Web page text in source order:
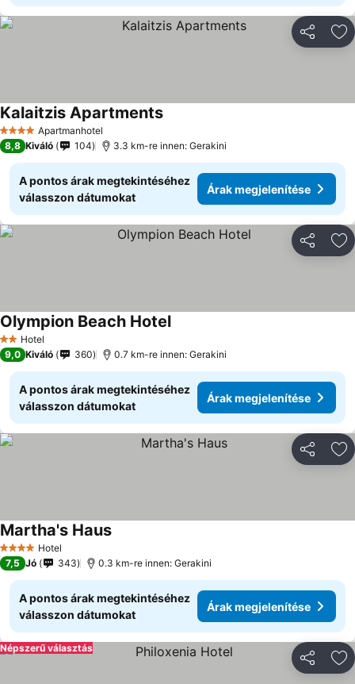
4 KategóriaApartmanhotel
Kalaitzis ApartmentsÁrak megjelenítése
8,8 Kiváló 104 3.3 km-re innen: Gerakini
A pontos árak megtekintéséhez
válasszon dátumokat
Árak megjelenítése
2 Kategória
Hotel
Olympion Beach HotelÁrak megjelenítése
9,0 Kiváló 360 0.7 km-re innen: Gerakini
A pontos árak megtekintéséhez
válasszon dátumokat
Árak megjelenítése
4 KategóriaHotel
Martha's HausÁrak megjelenítése
7,5 Jó 343 0.3 km-re innen: Gerakini
A pontos árak megtekintéséhez
válasszon dátumokat
Árak megjelenítése
Népszerű választás